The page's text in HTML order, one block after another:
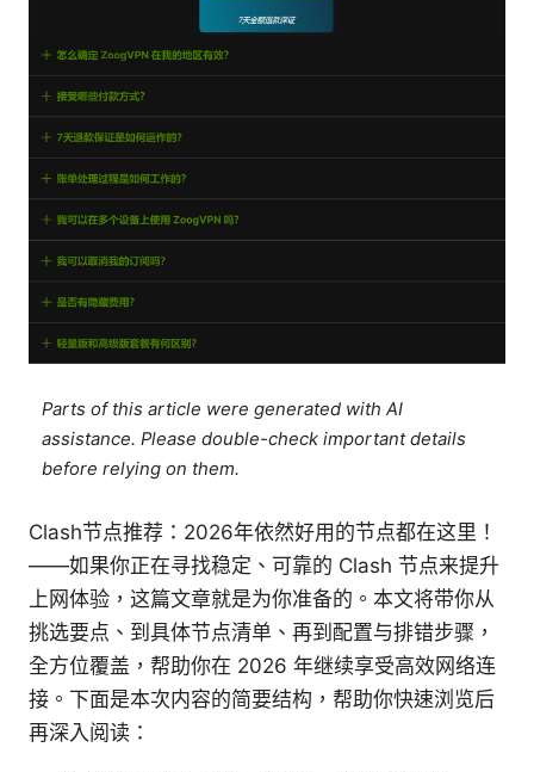
Parts of this article were generated with AI
assistance. Please double-check important details
before relying on them.
Clash节点推荐：2026年依然好用的节点都在这里！
——如果你正在寻找稳定、可靠的 Clash 节点来提升
上网体验，这篇文章就是为你准备的。本文将带你从
挑选要点、到具体节点清单、再到配置与排错步骤，
全方位覆盖，帮助你在 2026 年继续享受高效网络连
接。下面是本次内容的简要结构，帮助你快速浏览后
再深入阅读：